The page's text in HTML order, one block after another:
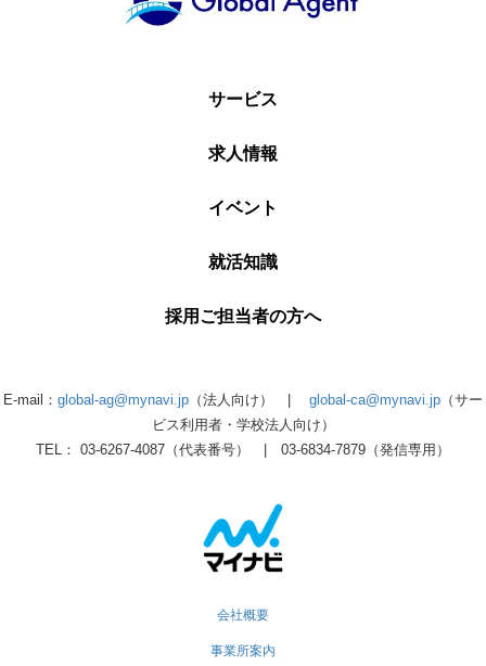
サービス
求人情報
イベント
就活知識
採用ご担当者の方へ
E-mail： global-ag@mynavi.jp （法人向け） | global-ca@mynavi.jp （サー
ビス利用者・学校法人向け）
TEL： 03-6267-4087（代表番号） | 03-6834-7879（発信専用）
会社概要
事業所案内